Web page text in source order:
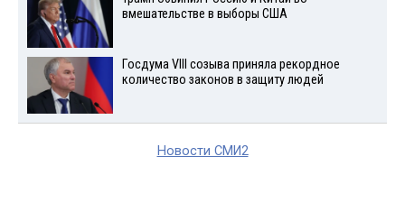
вмешательстве в выборы США
Госдума VIII созыва приняла рекордное
количество законов в защиту людей
Новости СМИ2